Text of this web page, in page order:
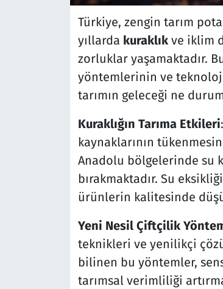
Türkiye, zengin tarım
yıllarda kuraklıkve iklim
zorluklar yaşamaktadır.
yöntemlerinin ve
tarımın geleceği ne
Kuraklığın Tarıma Etkileri
kaynaklarının
Anadolu bölgelerinde su
bırakmaktadır. Su
ürünlerin kalitesinde
Yeni Nesil Çiftçilik
teknikleri ve yenilikçi
bilinen bu yöntemler,
tarımsal verimliliği